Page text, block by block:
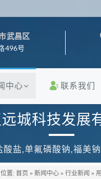
武昌区
496号
中心 联系我们
城科技发展
盐,单氟磷酸钠,福美
置: 首页 » 新闻中心» 行业新闻 »